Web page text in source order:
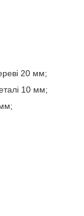
20 мм;
10 мм;